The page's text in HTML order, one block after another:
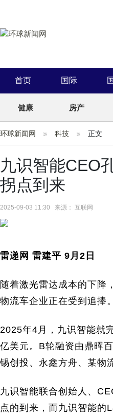
首页 国际
健康 房产
环球新闻网 科技 正文
九识智能CEO
拐点到来
2025-09-03 11:30 来源： 互联网
雷递网 雷建平 9月2日
随着激光雷达成本的下降
物流车企业正在受到追捧。
2025年4月，九识智能就
亿美元。B轮融资由鼎晖
锡创投、永鑫方舟、某物
九识智能联合创始人、
点的到来，而九识智能的